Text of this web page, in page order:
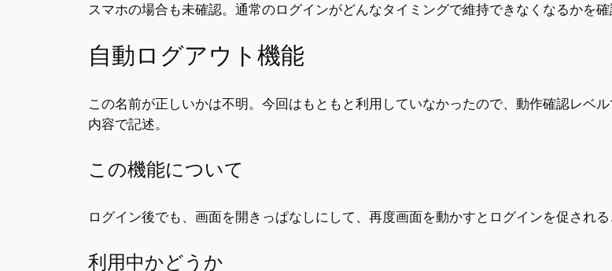
スマホの場合も未確認。通常のログインがどんなタイミングで維持できなくなるかを確
自動ログアウト機能
この名前が正しいかは不明。今回はもともと利用していなかったので、動作確認レベ
内容で記述。
この機能について
ログイン後でも、画面を開きっぱなしにして、再度画面を動かすとログインを促され
利用中かどうか